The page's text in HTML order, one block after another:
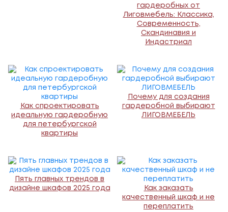
гардеробных от
Лиговмебель: Классика,
Современность,
Скандинавия и
Индастриал
Как спроектировать
идеальную гардеробную
для петербургской
квартиры
Почему для создания
гардеробной выбирают
ЛИГОВМЕБЕЛЬ
Пять главных трендов в
дизайне шкафов 2025 года
Как заказать
качественный шкаф и не
переплатить